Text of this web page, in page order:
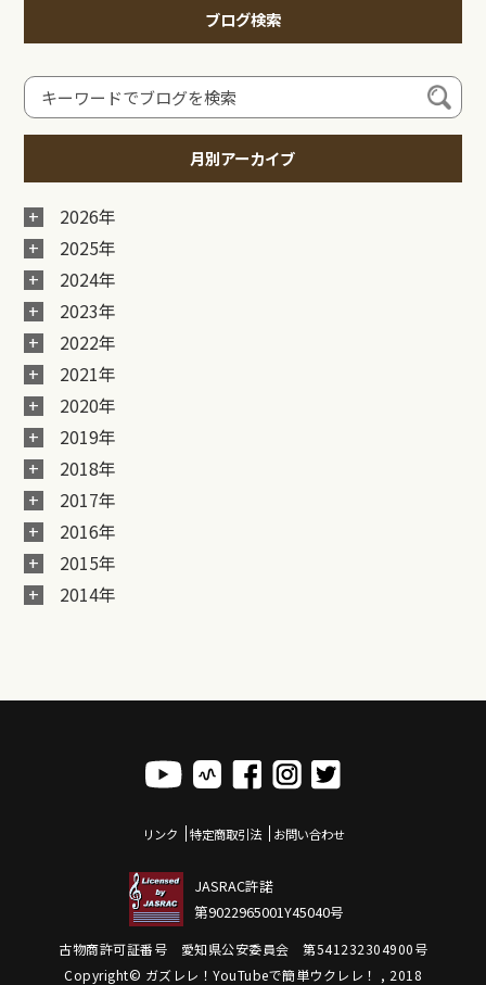
ブログ検索
月別アーカイブ
2026年
2025年
2024年
2023年
2022年
2021年
2020年
2019年
2018年
2017年
2016年
2015年
2014年
リンク 特定商取引法 お問い合わせ
JASRAC許諾
第9022965001Y45040号
古物商許可証番号 愛知県公安委員会 第541232304900号
Copyright© ガズレレ！YouTubeで簡単ウクレレ！ , 2018